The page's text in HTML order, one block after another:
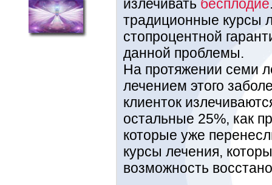
излечивать бесплодие
традиционные курсы
стопроцентной
данной проблемы.
На протяжении семи
лечением этого
клиенток
остальные 25%, как
которые уже
курсы лечения,
возможность